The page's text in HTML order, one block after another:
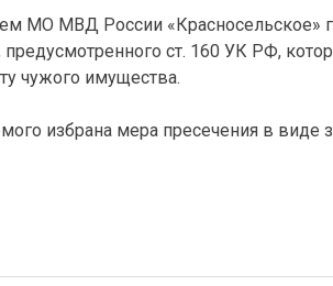
МО МВД России «Красносельское»
ст. 160 УК РФ,
чужого имущества.
избрана мера пресечения в виде